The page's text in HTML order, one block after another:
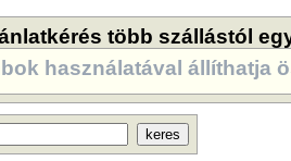
több szállástól
használatával állíthatja